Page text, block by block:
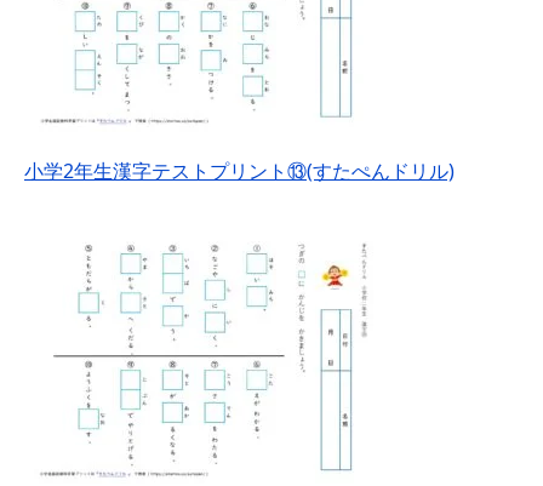
小学2年生漢字テストプリント⑬(すたぺんドリル)